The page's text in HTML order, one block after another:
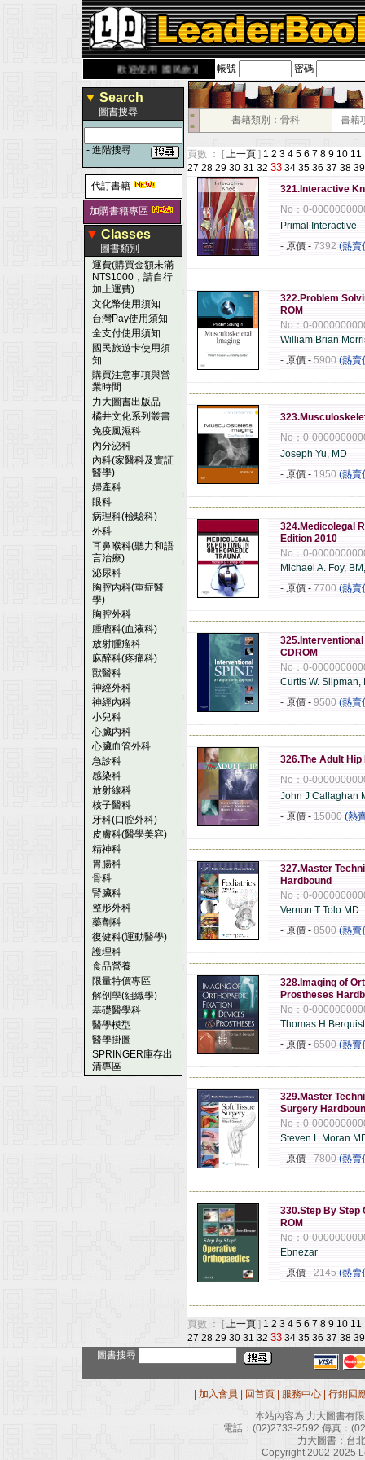
歡迎使用 國民旅遊卡！！ 帳號 密碼
▼ Search
圖書搜尋
- 進階搜尋
代訂書籍
加購書籍專區
▼ Classes
圖書類別
運費(購買金額未滿
NT$1000，請自行
加上運費)
文化幣使用須知
台灣Pay使用須知
全支付使用須知
國民旅遊卡使用須
知
購買注意事項與營
業時間
力大圖書出版品
橘井文化系列叢書
免疫風濕科
內分泌科
內科(家醫科及實証
醫學)
婦產科
眼科
病理科(檢驗科)
外科
耳鼻喉科(聽力和語
言治療)
泌尿科
胸腔內科(重症醫
學)
胸腔外科
腫瘤科(血液科)
放射腫瘤科
麻醉科(疼痛科)
獸醫科
神經外科
神經內科
小兒科
心臟內科
心臟血管外科
急診科
感染科
放射線科
核子醫科
牙科(口腔外科)
皮膚科(醫學美容)
精神科
胃腸科
骨科
腎臟科
整形外科
藥劑科
復健科(運動醫學)
護理科
食品營養
限量特價專區
解剖學(組織學)
基礎醫學科
醫學模型
醫學掛圖
SPRINGER庫存出
清專區
■
■
書籍類別：骨科 書籍
頁數 ： [ 上一頁 ] 1 2 3 4 5 6 7 8 9 10 11
27 28 29 30 31 32 33 34 35 36 37 38 39
321.Interactive
No：0-
Primal Interactive
- 原價 - 7392 (熱賣
322.Problem
ROM
No：0-
William Brian
- 原價 - 5900 (熱賣
No：0-
Joseph Yu, MD
- 原價 - 1950 (熱賣
324.Medicolegal
Edition 2010
No：0-
Michael A. Foy,
- 原價 - 7700 (熱賣
CDROM
No：0-
Curtis W. Slipman,
- 原價 - 9500 (熱賣
326.The Adult Hip
No：0-
John J Callaghan
- 原價 - 15000 (熱
327.Master
Hardbound
No：0-
Vernon T Tolo MD
- 原價 - 8500 (熱賣
328.Imaging of
Prostheses
No：0-
Thomas H
- 原價 - 6500 (熱賣
329.Master
Surgery
No：0-
Steven L Moran
- 原價 - 7800 (熱賣
330.Step By Step
ROM
No：0-
Ebnezar
- 原價 - 2145 (熱賣
頁數 ： [ 上一頁 ] 1 2 3 4 5 6 7 8 9 10 11
27 28 29 30 31 32 33 34 35 36 37 38 39
圖書搜尋
加入會員 回首頁 服務中心
行銷回
本站內容為 力大圖書有
電話： (02)2733-2592 傳真：
力大圖書：台
Copyright 2002-2025